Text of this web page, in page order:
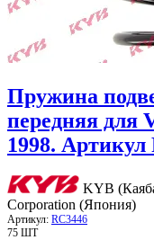
Пружина
передняя для
1998. Артикул
KYB
Corporation (Япония)
Артикул: RC3446
75 ШТ